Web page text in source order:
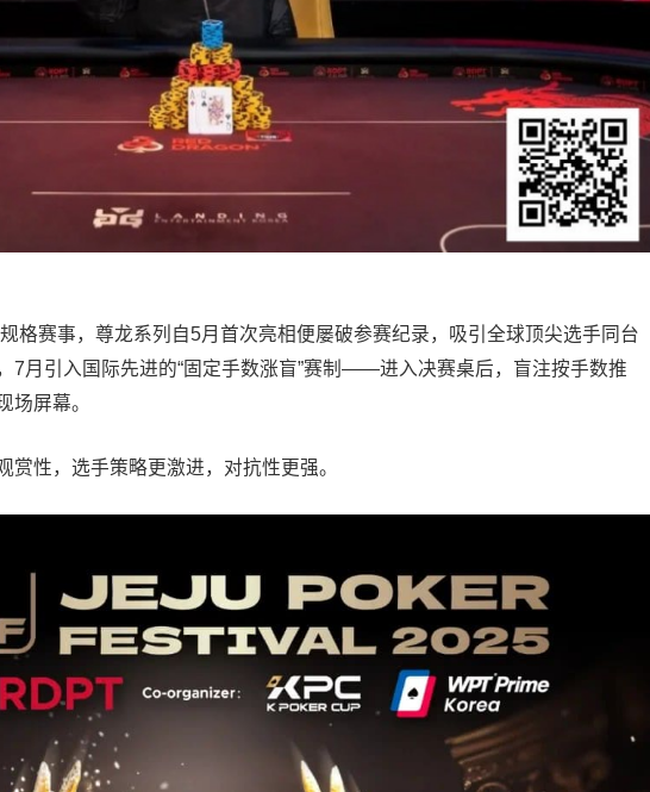
格赛事，尊龙系列自5月首次亮相便屡破参赛纪录，吸引全球顶尖选手同台
7月引入国际先进的“固定手数涨盲”赛制——进入决赛桌后，盲注按手数推
场屏幕。
性，选手策略更激进，对抗性更强。